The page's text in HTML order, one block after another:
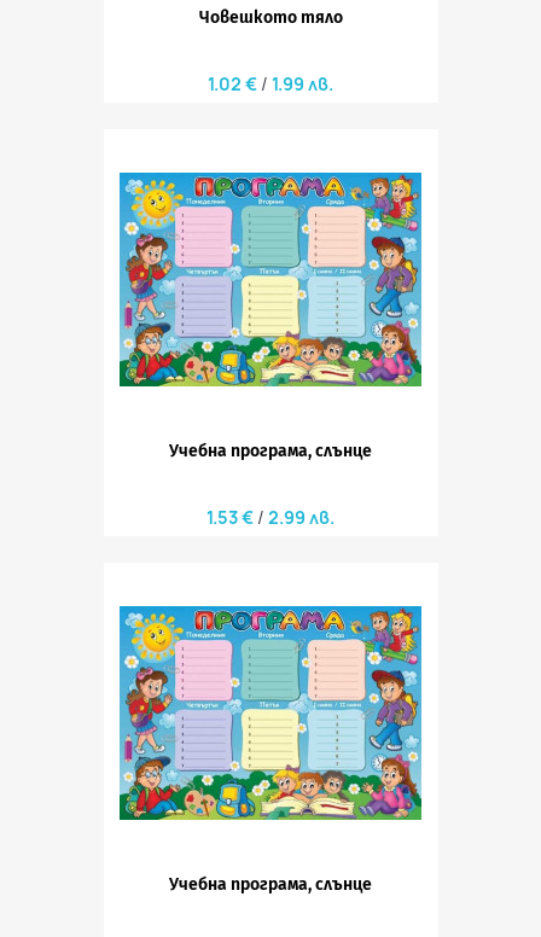
Човешкото тяло
1.02 € 1.99 лв.
Учебна програма, слънце
1.53 € 2.99 лв.
Учебна програма, слънце